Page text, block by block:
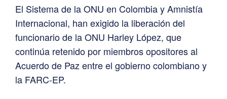
El Sistema de la ONU en Colombia y Amnistía
Internacional, han exigido la liberación del
funcionario de la ONU Harley López, que
continúa retenido por miembros opositores al
Acuerdo de Paz entre el gobierno colombiano y
la FARC-EP.